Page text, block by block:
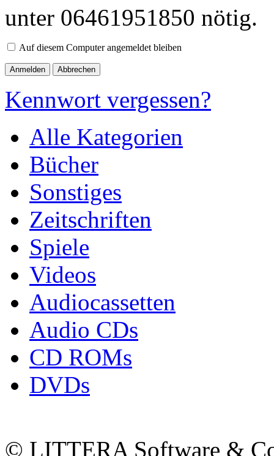
unter 06461951850 nötig.
Auf diesem Computer angemeldet bleiben
Abbrechen
Kennwort vergessen?
Alle Kategorien
Bücher
Sonstiges
Zeitschriften
Spiele
Videos
Audiocassetten
Audio CDs
CD ROMs
DVDs
© LITTERA Software &